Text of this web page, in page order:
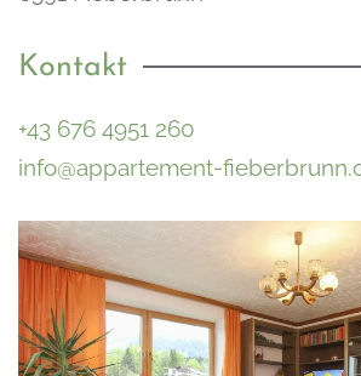
Kontakt
+43 676 4951 260
info@appartement-